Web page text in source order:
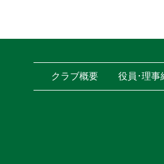
クラブ概要 役員･理事